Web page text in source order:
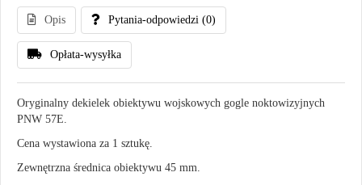
Opis Pytania-odpowiedzi (0)
Opłata-wysyłka
Oryginalny dekielek obiektywu wojskowych gogle noktowizyjnych
PNW 57E.
Cena wystawiona za 1 sztukę.
Zewnętrzna średnica obiektywu 45 mm.